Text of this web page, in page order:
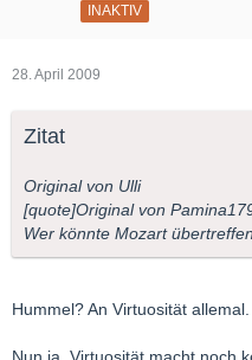
INAKTIV
28. April 2009
Zitat
Original von Ulli
[quote]Original von
Wer könnte Mozart
Hummel? An Virtuosität allemal.